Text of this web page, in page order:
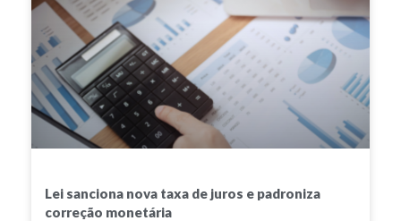
Lei sanciona nova taxa de juros e padroniza
correção monetária